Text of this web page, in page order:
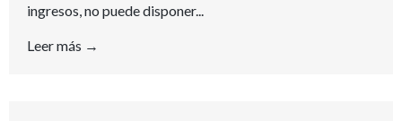
ingresos, no puede disponer...
Leer más →